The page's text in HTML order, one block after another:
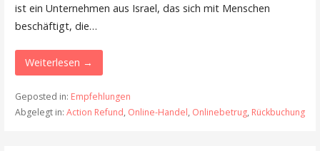
ist ein Unternehmen aus Israel, das sich mit Menschen
beschäftigt, die…
Weiterlesen →
Geposted in: Empfehlungen
Abgelegt in: Action Refund, Online-Handel, Onlinebetrug, Rückbuchung